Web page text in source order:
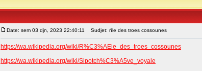
Date: sem 03 djn, 2023 22:40:11 Sudjet: rîle des troes cossounes
https://wa.wikipedia.org/wiki/R%C3%AEle_des_troes_cossounes
https://wa.wikipedia.org/wiki/Sipotch%C3%A5ve_voyale